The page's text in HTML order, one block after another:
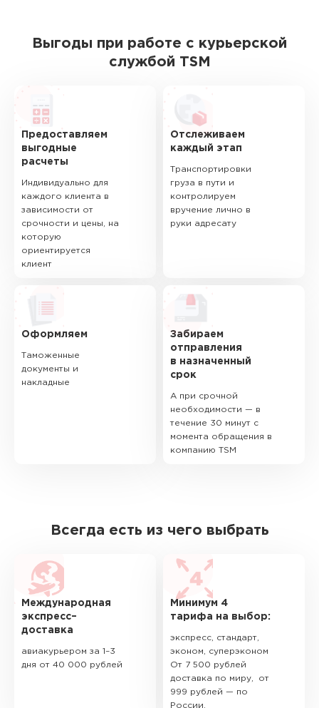
Выгоды при работе с курьерской
службой TSM
Предоставляем
выгодные
расчеты
Индивидуально для
каждого клиента в
зависимости от
срочности и цены, на
которую
ориентируется
клиент
Отслеживаем
каждый этап
Транспортировки
груза в пути и
контролируем
вручение лично в
руки адресату
Оформляем
Таможенные
документы и
накладные
Забираем
отправления
в назначенный
срок
А при срочной
необходимости — в
течение 30 минут с
момента обращения в
компанию TSM
Всегда есть из чего выбрать
Международная
экспресс–
доставка
авиакурьером за 1–3
дня от 40 000 рублей
Минимум 4
тарифа на выбор:
экспресс, стандарт,
эконом, суперэконом
От 7 500 рублей
доставка по миру, от
999 рублей — по
России.